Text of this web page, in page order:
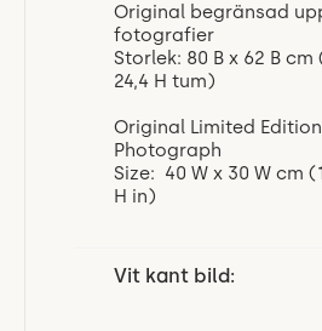
Original begränsad
fotografier
Storlek: 80 B x 62 B cm
24,4 H tum)
Original Limited
Photograph
Size: 40 W x 30 W cm
H in)
Vit kant bild: